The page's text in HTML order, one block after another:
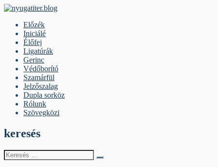
Skip
contentElőzék
Iniciálé
Élőfej
Ligatúrák
Gerinc
Védőborító
Szamárfül
Jelzőszalag
Dupla sorköz
Rólunk
Szövegközi
keresés
Keresés
erre: